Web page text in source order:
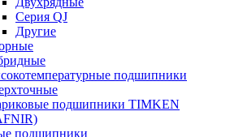
Серия QJ
Другие
подшипники
подшипники TIMKEN
подшипники